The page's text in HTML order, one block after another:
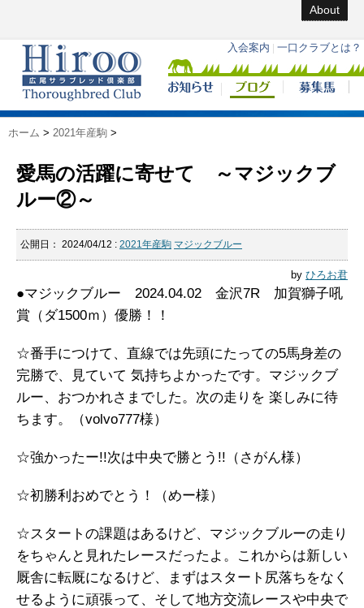
About
ホーム > 2021年産駒 >
愛馬の活躍に寄せて ～マジックブ
ルー②～
公開日： 2024/04/12 : 2021年産駒 マジックブルー
by ひろお君
●マジックブルー 2024.04.02 金沢7R 加賀獅子吼
賞（ダ1500ｍ）優勝！！
☆番手につけて、直線では先頭にたっての5馬身差の
完勝で、見ていて 気持ちよかったです。マジックブ
ルー、おつかれさまでした。次の走りを 楽しみに待
ちます。（volvo777様）
☆強かったー!!次は中央で勝とう!!（さがん様）
☆初勝利おめでとう！（めー様）
☆スタートの課題はあるけど、マジックブルーの走り
をちゃんと見れたレースだったよ。これからは新しい
厩舎に転厩になるけど、まずはスタート尻落ちをなく
せるように頑張って、そして地方交流レースや中央で